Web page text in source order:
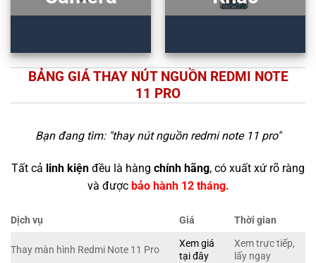
BẢNG GIÁ THAY NÚT NGUỒN REDMI NOTE
11 PRO
Bạn đang tìm: "thay nút nguồn redmi note 11 pro"
Tất cả linh kiện đều là hàng chính hãng, có xuất xứ rõ ràng
và được bảo hành 12 tháng.
Dịch vụ Giá Thời gian
Thay màn hình Redmi Note 11 Pro
Xem giá
tại đây
Xem trực tiếp,
lấy ngay